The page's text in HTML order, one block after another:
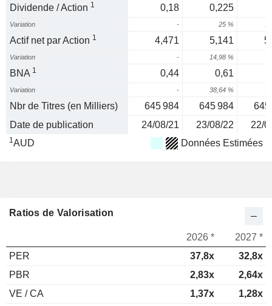
Dividende / Action 1 0,18 0,225
Variation - 25 %
Actif net par Action 1 4,471 5,141
Variation - 14,98 %
BNA 1 0,44 0,61
Variation - 38,64 % -
Nbr de Titres (en Milliers) 645 984 645 984
645
Date de publication
24/08/21 23/08/22 22/
1AUD Données Estimées
Ratios de Valorisation
2026 *
2027 *
PER
37,8x
32,8x
PBR
2,83x
2,64x
VE / CA
1,37x 1,28x